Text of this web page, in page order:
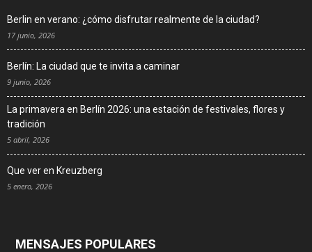
Berlin en verano: ¿cómo disfrutar realmente de la ciudad?
17 junio, 2026
Berlín: La ciudad que te invita a caminar
9 junio, 2026
La primavera en Berlín 2026: una estación de festivales, flores y
tradición
5 abril, 2026
Que ver en Kreuzberg
5 enero, 2026
MENSAJES POPULARES